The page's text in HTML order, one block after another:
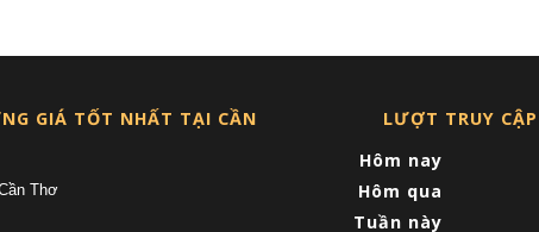
GIÁ TỐT NHẤT TẠI CẦN
Thơ
LƯỢT TRUY CẬP
Hôm nay
Hôm qua
Tuần này